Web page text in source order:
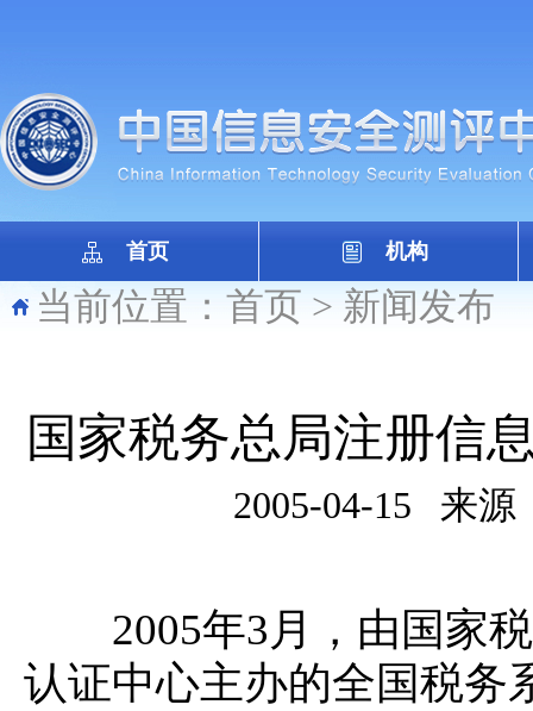
首页 机构
当前位置： 首页 > 新闻发布
国家税务总局注册信
2005-04-15 来源
2005年3月，由国家税
认证中心主办的全国税务